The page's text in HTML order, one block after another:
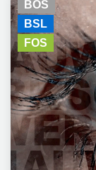
BOS
BSL
FOS